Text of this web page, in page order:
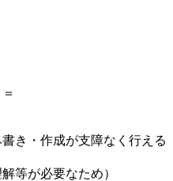
き・作成が支障なく行える
等が必要なため）